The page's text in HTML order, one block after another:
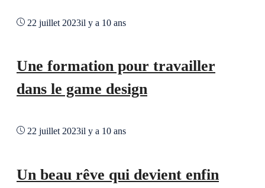
22 juillet 2023il y a 10 ans
Une formation pour travailler
dans le game design
22 juillet 2023il y a 10 ans
Un beau rêve qui devient enfin